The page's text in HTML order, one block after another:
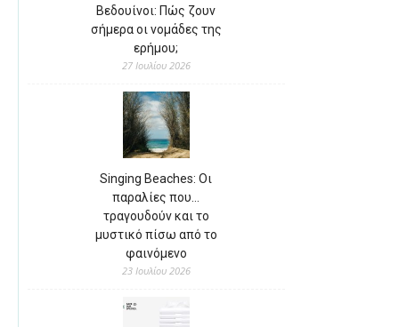
Βεδουίνοι: Πώς ζουν
σήμερα οι νομάδες της
ερήμου;
27 Ιουλίου 2026
Singing Beaches: Οι
παραλίες που…
τραγουδούν και το
μυστικό πίσω από το
φαινόμενο
23 Ιουλίου 2026